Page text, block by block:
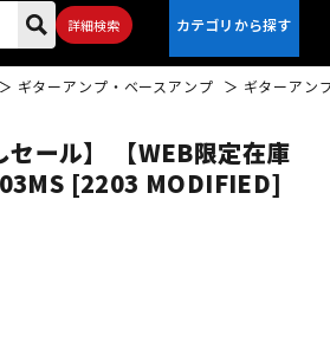
詳細検索
ギターアンプ・ベースアンプ ギターアン
セール】 【WEB限定在庫
[2203 MODIFIED]